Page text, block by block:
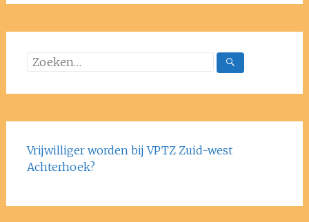
Vrijwilliger worden bij VPTZ Zuid-west
Achterhoek?